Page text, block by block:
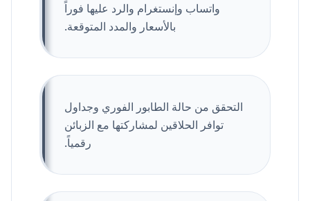
واتساب وإنستغرام والرد عليها فوراً
بالأسعار والمدد المتوقعة.
التحقق من حالة الطابور الفوري وجداول
توافر الحلاقين لمشاركتها مع الزبائن
رقمياً.